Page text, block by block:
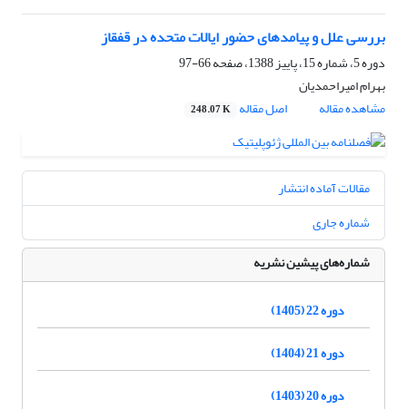
بررسی علل و پیامدهای حضور ایالات متحده در قفقاز
دوره 5، شماره 15، پاییز 1388، صفحه
66-97
بهرام امیراحمدیان
مشاهده مقاله
اصل مقاله 248.07 K
مقالات آماده انتشار
شماره جاری
شماره‌های پیشین نشریه
دوره 22 (1405)
دوره 21 (1404)
دوره 20 (1403)